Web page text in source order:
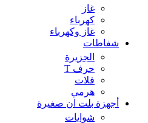
غاز
كهرباء
غاز وكهرباء
شفاطات
الجزيرة
حرف T
فلات
هرمي
أجهزة بلت ان صغيرة
شوايات